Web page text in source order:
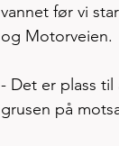
vannet før vi
og Motorveien.
- Det er plass
grusen på